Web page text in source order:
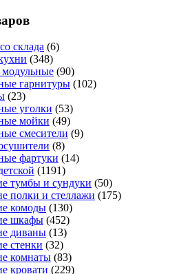
склада (6)
(348)
(90)
гарнитуры (102)
(23)
уголки (53)
мойки (49)
смесители (9)
(8)
фартуки (14)
(1191)
тумбы и сундуки (50)
полки и стеллажи (175)
комоды (130)
шкафы (452)
диваны (13)
стенки (32)
комнаты (83)
кровати (229)